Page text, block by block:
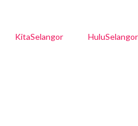
KitaSelangor